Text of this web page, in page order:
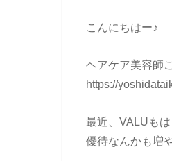
こんにちはー♪
ヘアケア美容師
https://
最近、VALUもは
優待なんかも増